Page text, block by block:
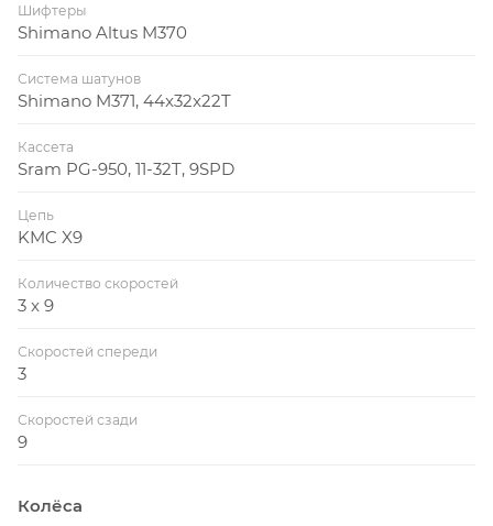
Шифтеры
Shimano Altus M370
Система шатунов
Shimano M371, 44x32x22T
Кассета
Sram PG-950, 11-32T, 9SPD
Цепь
KMC X9
Количество скоростей
3 x 9
Скоростей спереди
3
Скоростей сзади
9
Колёса